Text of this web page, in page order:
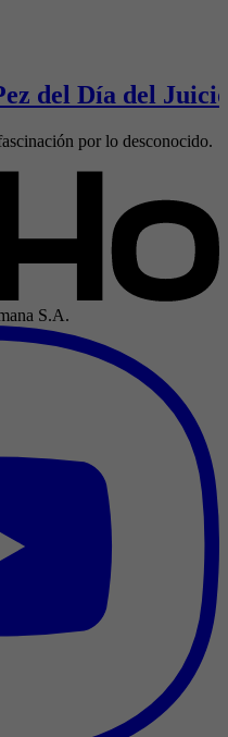
del Día del
por lo desconocido.
S.A.